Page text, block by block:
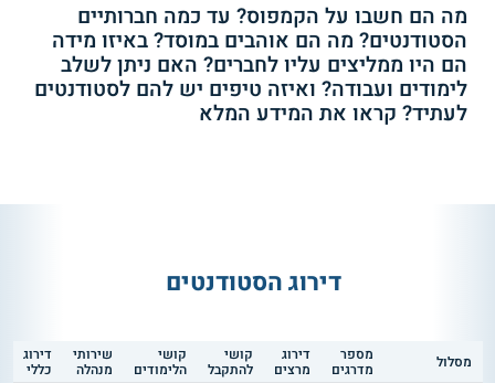
מה הם חשבו על הקמפוס? עד כמה חברותיים
הסטודנטים? מה הם אוהבים במוסד? באיזו מידה
הם היו ממליצים עליו לחברים? האם ניתן לשלב
לימודים ועבודה? ואיזה טיפים יש להם לסטודנטים
לעתיד? קראו את המידע המלא
דירוג הסטודנטים
מסלול מספר
מדרגים
דירוג
מרצים
קושי
להתקבל
קושי
הלימודים
שירותי
מנהלה
דירוג
כללי